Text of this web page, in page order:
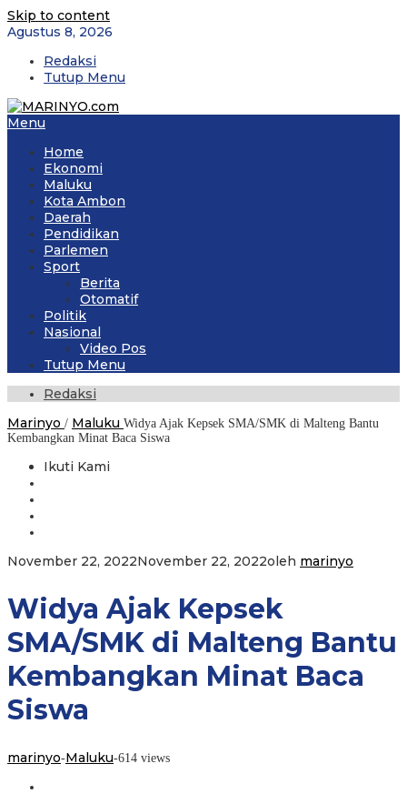
Skip to content
Agustus 8, 2026
Redaksi
Tutup Menu
Menu
Home
Ekonomi
Maluku
Kota Ambon
Daerah
Pendidikan
Parlemen
Sport
Berita
Otomatif
Politik
Nasional
Video Pos
Tutup Menu
Redaksi
Marinyo / Maluku Widya Ajak Kepsek SMA/SMK di Malteng Bantu
Kembangkan Minat Baca Siswa
Ikuti Kami
November 22, 2022November 22, 2022oleh marinyo
Widya Ajak Kepsek
SMA/SMK di Malteng Bantu
Kembangkan Minat Baca
Siswa
marinyo-Maluku-614 views